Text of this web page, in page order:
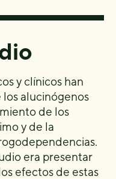
y clínicos han
alucinógenos
de los
y de la
era presentar
efectos de estas